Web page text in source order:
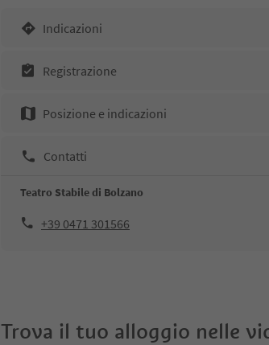
Indicazioni
Registrazione
Posizione e indicazioni
Contatti
Teatro Stabile di Bolzano
+39 0471 301566
Trova il tuo alloggio nelle